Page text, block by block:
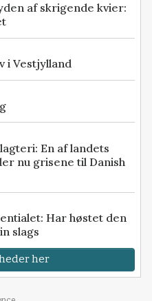
af skrigende kvier:
i Vestjylland
En af landets
nu grisene til Danish
Har høstet den
slags
her